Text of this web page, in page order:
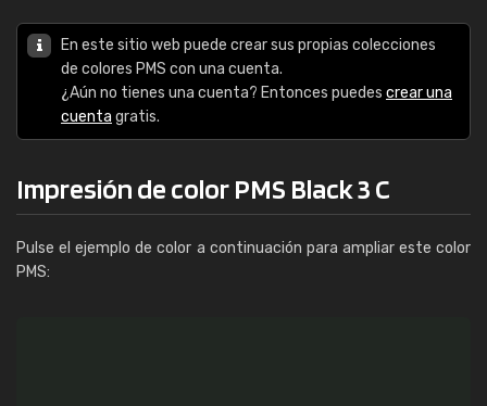
En este sitio web puede crear sus propias colecciones
de colores PMS con una cuenta.
¿Aún no tienes una cuenta? Entonces puedes crear una
cuenta gratis.
Impresión de color PMS Black 3 C
Pulse el ejemplo de color a continuación para ampliar este color
PMS: